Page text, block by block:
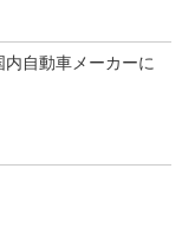
自動車メーカーに